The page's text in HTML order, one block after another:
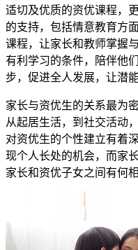
适切及优质的资优课程，
的支持，包括情意教育方
课程，让家长和教师掌握
有利学习的条件，陪伴他
步，促进全人发展，让潜
家长与资优生的关系最为
从起居生活，到社交活动
对资优生的个性建立有着
现个人长处的机会，而家
家长和资优子女之间有何